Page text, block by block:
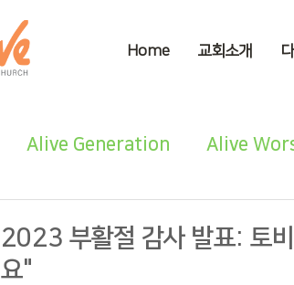
Home 교회소개
Alive Generation Alive
2023 부활절 감사 발표: 토
요"